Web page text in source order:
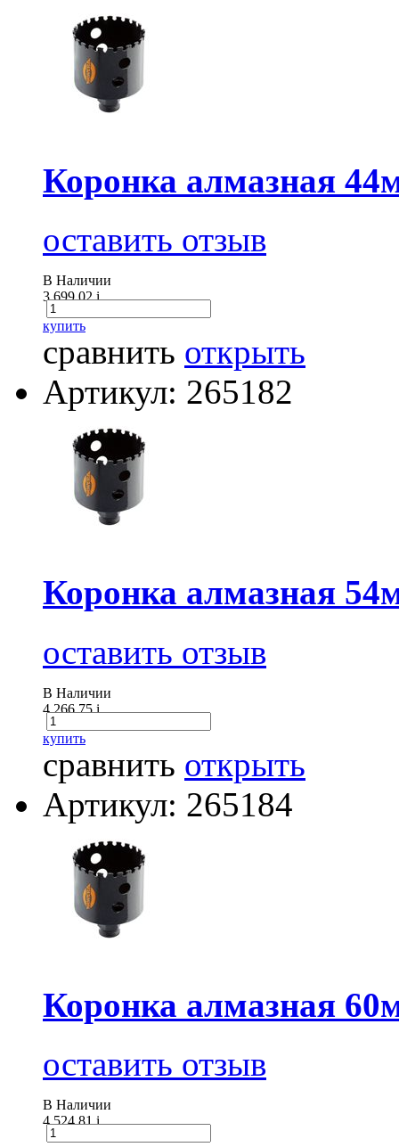
Коронка алмазная
оставить отзыв
В Наличии
3 699.02i
купить
сравнить открыть
Артикул: 265182
Коронка алмазная
оставить отзыв
В Наличии
4 266.75i
купить
сравнить открыть
Артикул: 265184
Коронка алмазная
оставить отзыв
В Наличии
4 524.81i